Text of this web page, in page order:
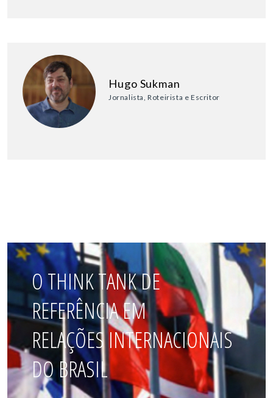
Hugo Sukman
Jornalista, Roteirista e Escritor
O THINK TANK DE
REFERÊNCIA EM
RELAÇÕES INTERNACIONAIS
DO BRASIL